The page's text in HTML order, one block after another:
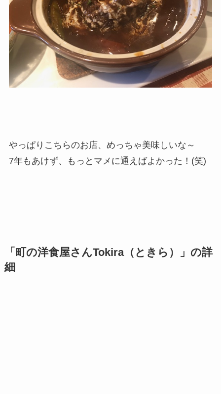
やっぱりこちらのお店、めっちゃ美味しいな～
7年もあけず、もっとマメに通えばよかった！(笑)
「町の洋食屋さんTokira（ときら）」の詳
細